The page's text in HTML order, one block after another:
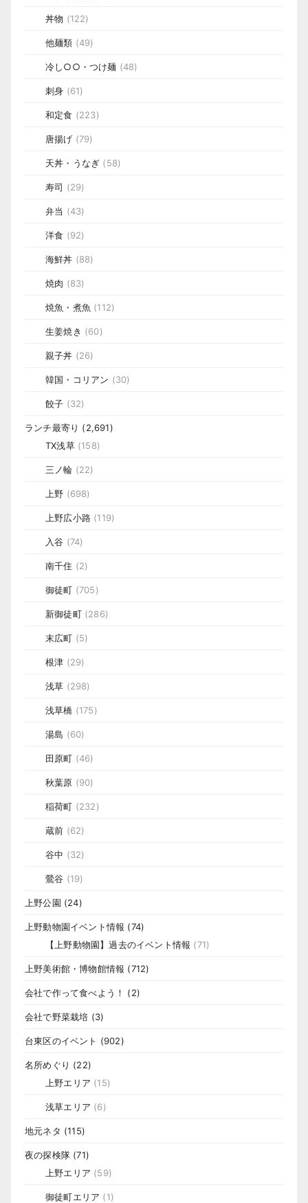
丼物 (122)
他麺類 (49)
冷し○○・つけ麺 (48)
刺身 (61)
和定食 (223)
唐揚げ (79)
天丼・うなぎ (58)
寿司 (29)
弁当 (43)
洋食 (92)
海鮮丼 (88)
焼肉 (83)
焼魚・煮魚 (112)
生姜焼き (60)
親子丼 (26)
韓国・コリアン (30)
餃子 (32)
ランチ最寄り (2,691)
TX浅草(158)
三ノ輪 (22)
上野 (698)
上野広小路 (119)
入谷 (74)
南千住 (2)
御徒町 (705)
新御徒町(286)
末広町 (5)
根津 (29)
浅草 (298)
浅草橋 (175)
湯島 (60)
田原町 (46)
秋葉原 (90)
稲荷町 (232)
蔵前 (62)
谷中 (32)
鶯谷 (19)
上野公園 (24)
上野動物園イベント情報 (74)
【上野動物園】過去のイベント情報 (71)
上野美術館・博物館情報 (712)
会社で作って食べよう！ (2)
会社で野菜栽培 (3)
台東区のイベント (902)
名所めぐり (22)
上野エリア (15)
浅草エリア (6)
地元ネタ (115)
夜の探検隊 (71)
上野エリア (59)
御徒町エリア (1)